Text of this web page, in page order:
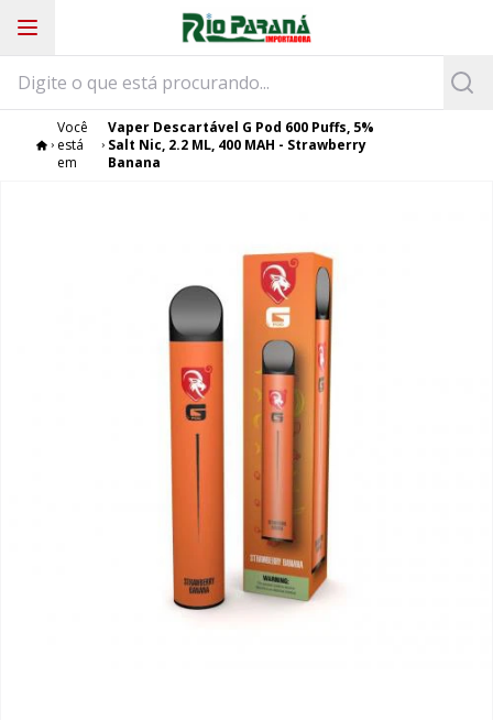
Você
está
em
Vaper Descartável G Pod 600 Puffs, 5%
Salt Nic, 2.2 ML, 400 MAH - Strawberry
Banana